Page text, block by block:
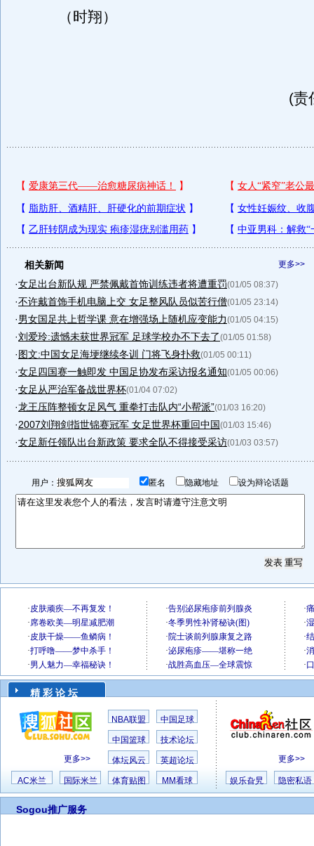
（时翔）
(责
更多>>
相关新闻
·女足出台新队规 严禁佩戴首饰训练违者将遭重罚(01/05 08:37)
·不许戴首饰手机电脑上交 女足整风队员似苦行僧(01/05 23:14)
·男女国足共上哲学课 意在增强场上随机应变能力(01/05 04:15)
·刘爱玲:遗憾未获世界冠军 足球学校办不下去了(01/05 01:58)
·图文:中国女足海埂继续冬训 门将飞身扑救(01/05 00:11)
·女足四国赛一触即发 中国足协发布采访报名通知(01/05 00:06)
·女足从严治军备战世界杯(01/04 07:02)
·龙王压阵整顿女足风气 重拳打击队内“小帮派”(01/03 16:20)
·2007刘翔剑指世锦赛冠军 女足世界杯重回中国(01/03 15:46)
·女足新任领队出台新政策 要求全队不得接受采访(01/03 03:57)
用户： 匿名 隐藏地址 设为辩论话题
精 彩 论 坛
更多>>
NBA联盟 中国足球
中国篮球 技术论坛
体坛风云 英超论坛
AC米兰 国际米兰 体育贴图 MM看球
更多>>
娱乐旮旯 隐密私语
Sogou推广服务